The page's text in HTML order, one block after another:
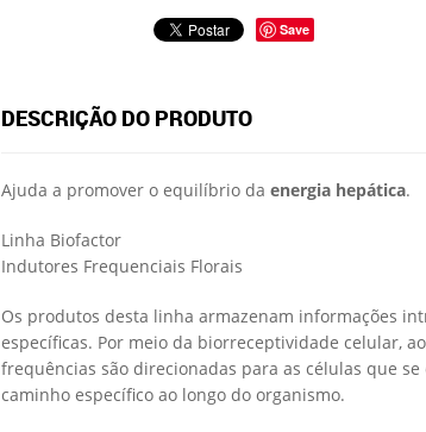
Save
DESCRIÇÃO DO PRODUTO
Ajuda a promover o equilíbrio da energia hepática.
Linha Biofactor
Indutores Frequenciais Florais
Os produtos desta linha armazenam informações
específicas. Por meio da biorreceptividade celular,
frequências são direcionadas para as células que
caminho específico ao longo do organismo.